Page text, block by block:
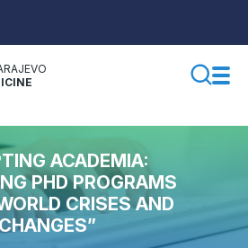
ACADEMIA:
PHD PROGRAMS
CRISES AND
CHANGES”